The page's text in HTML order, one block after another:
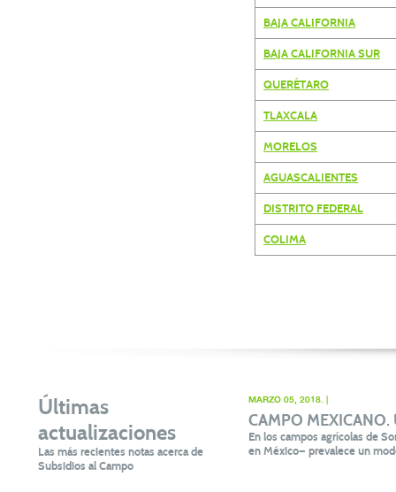
BAJA CALIFORNIA
BAJA CALIFORNIA SUR
QUERÉTARO
TLAXCALA
MORELOS
AGUASCALIENTES
DISTRITO FEDERAL
COLIMA
Últimas
actualizaciones
Las más recientes notas acerca de
Subsidios al Campo
MARZO 05, 2018. |
CAMPO
En los campos agrícolas de
en México— prevalece un